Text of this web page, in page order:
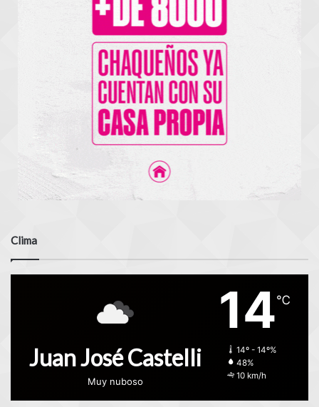
Clima
Juan José Castelli
Muy nuboso
14℃
14º - 14º%
48%
10 km/h